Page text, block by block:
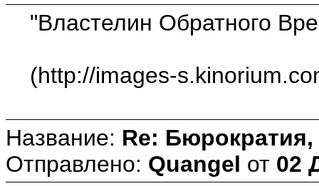
"Властелин Обратного
(http://images-
Название: Re: Бюрократия,
Отправлено: Quangel от 02